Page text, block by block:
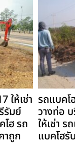
ให้เช่า
รัมย์
โฮ รถ
าถูก
รถแบคโ
วางท่อ
ให้เช่า ร
แบคโฮรั